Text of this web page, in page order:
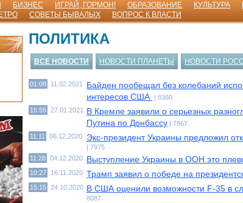
БИЗНЕС ИГРАЙ, ГОРМОН! ОБРАЗОВАНИЕ КУЛЬТУРА
СОВЕТЫ БЫВАЛЫХ ВОПРОС К ВЛАСТИ
ПОЛИТИКА
ВСЕ НОВОСТИ НОВОСТИ ПЛАНЕТЫ НОВОСТИ
01:08 11.02.2021
Байден пообещал без колебаний
интересов США
| 8360
15:55 27.01.2021
В Кремле заявили о серьезных
Путина по Донбассу | 7867
11:11
06.12.2020 Экс-президент Украины предложил
| 7975
11:28 04.12.2020 Выступление Украины в ООН это
10:27
16.11.2020 Трамп заявил о победе на
15:15 24.10.2020 В США оценили возможности F-35 в
8087